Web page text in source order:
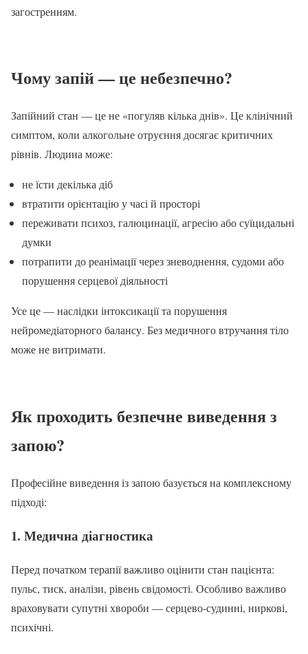
загостренням.
Чому запій — це небезпечно?
Запійний стан — це не «погуляв кілька днів». Це клінічний
симптом, коли алкогольне отруєння досягає критичних
рівнів. Людина може:
не їсти декілька діб
втратити орієнтацію у часі й просторі
переживати психоз, галюцинації, агресію або суїцидальні
думки
потрапити до реанімації через зневоднення, судоми або
порушення серцевої діяльності
Усе це — наслідки інтоксикації та порушення
нейромедіаторного балансу. Без медичного втручання тіло
може не витримати.
Як проходить безпечне виведення з
запою?
Професійне виведення із запою базується на комплексному
підході:
1. Медична діагностика
Перед початком терапії важливо оцінити стан пацієнта:
пульс, тиск, аналізи, рівень свідомості. Особливо важливо
враховувати супутні хвороби — серцево-судинні, ниркові,
психічні.